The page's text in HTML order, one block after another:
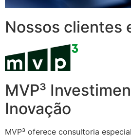
Nossos clientes
MVP³
Inovação
MVP³ oferece consultoria